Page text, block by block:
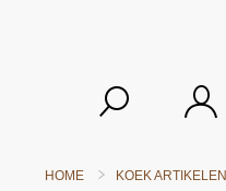
HOME KOEK ARTIKELEN